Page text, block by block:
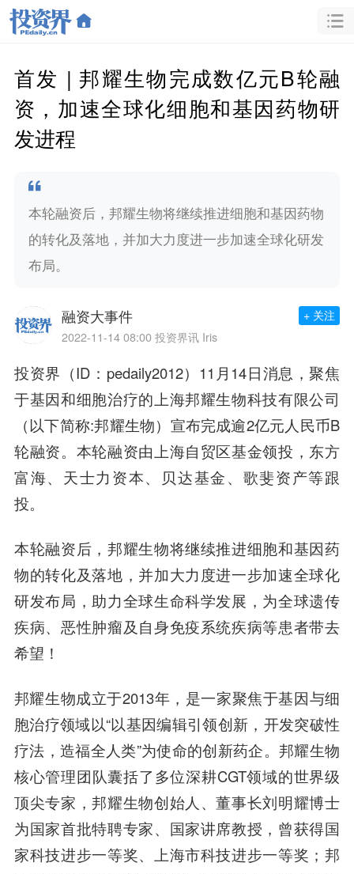
首发 | 邦耀生物完成数亿元B轮融
资，加速全球化细胞和基因药物研
发进程
本轮融资后，邦耀生物将继续推进细胞和基因药物
的转化及落地，并加大力度进一步加速全球化研发
布局。
融资大事件
2022-11-14 08:00 投资界讯 Iris
+ 关注
投资界（ID：pedaily2012）11月14日消息，聚焦
于基因和细胞治疗的上海邦耀生物科技有限公司
（以下简称:邦耀生物）宣布完成逾2亿元人民币B
轮融资。本轮融资由上海自贸区基金领投， 东方
富海、天士力资本、贝达基金、歌斐资产等跟
投。
本轮融资后，邦耀生物将继续推进细胞和基因药
物的转化及落地，并加大力度进一步加速全球化
研发布局，助力全球生命科学发展，为全球遗传
疾病、恶性肿瘤及自身免疫系统疾病等患者带去
希望！
邦耀生物成立于2013年，是一家聚焦于基因与细
胞治疗领域以“以基因编辑引领创新，开发突破性
疗法，造福全人类”为使命的创新药企。邦耀生物
核心管理团队囊括了多位深耕CGT领域的世界级
顶尖专家，邦耀生物创始人、董事长刘明耀博士
为国家首批特聘专家、国家讲席教授，曾获得国
家科技进步一等奖、上海市科技进步一等奖；邦